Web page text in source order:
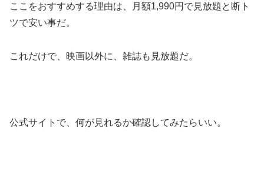
ここをおすすめする理由は、月額1,990円で見放題と断ト
ツで安い事だ。
これだけで、映画以外に、雑誌も見放題だ。
公式サイトで、何が見れるか確認してみたらいい。